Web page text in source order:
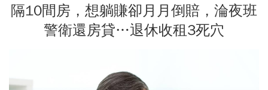
隔10間房，想躺賺卻月月倒賠，淪夜班
警衛還房貸…退休收租3死穴